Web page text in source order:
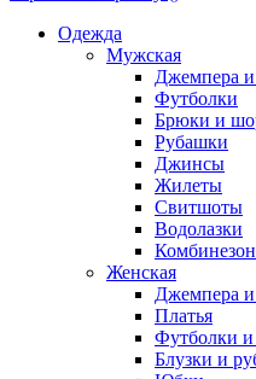
Одежда
Мужская
Джемпера
Футболки
Брюки и
Рубашки
Джинсы
Жилеты
Свитшоты
Водолазки
Женская
Джемпера
Платья
Футболки
Блузки и